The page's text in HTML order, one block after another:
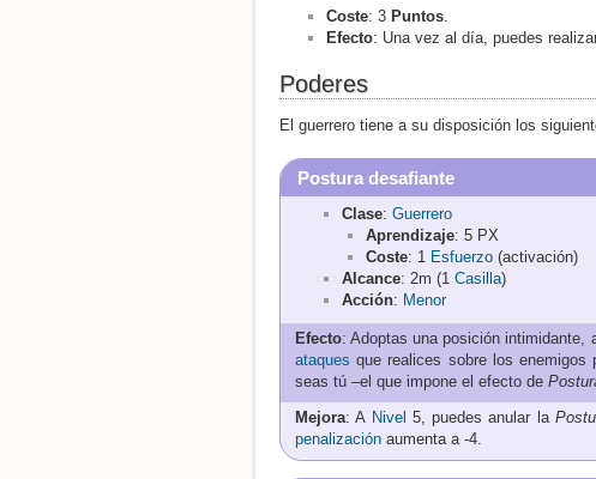
Coste: 3Puntos
Efecto: Una vez al día, puedes
Poderes
El guerrero tiene a su disposición los
Postura desafiante
Clase:Guerrero
Aprendizaje: 5 PX
Coste: 1 Esfuerzo (activación)
Alcance: 2m (1Casilla)
Acción: Menor
Efecto: Adoptas una posición intimidante,
ataques que realices sobre los
seas tú –el que impone el efecto de
Mejora: A Nivel 5, puedes anular la
penalización aumenta a -4.